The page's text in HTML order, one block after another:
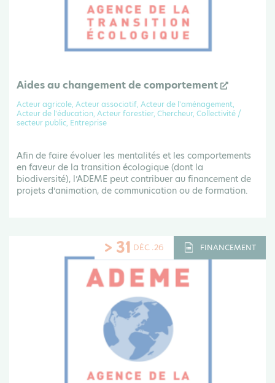
Aides au changement de comportement
Acteur agricole, Acteur associatif, Acteur de l'aménagement,
Acteur de l'éducation, Acteur forestier, Chercheur, Collectivité /
secteur public, Entreprise
Afin de faire évoluer les mentalités et les comportements
en faveur de la transition écologique (dont la
biodiversité), l’ADEME peut contribuer au financement de
projets d’animation, de communication ou de formation.
> 31 DÉC .26 FINANCEMENT